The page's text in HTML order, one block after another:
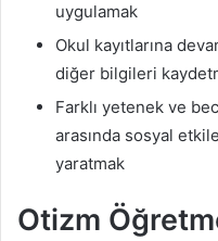
uygulamak
Okul kayıtlarına
diğer bilgileri
Farklı yetenek ve
arasında sosyal
yaratmak
Otizm